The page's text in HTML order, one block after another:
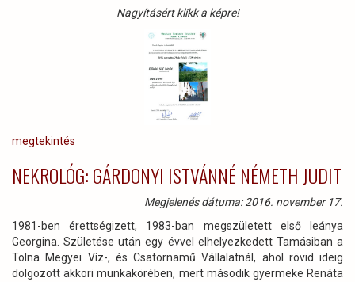
Nagyításért klikk a képre!
megtekintés
NEKROLÓG: GÁRDONYI ISTVÁNNÉ NÉMETH JUDIT
Megjelenés dátuma: 2016. november 17.
1981-ben érettségizett, 1983-ban megszületett első leánya
Georgina. Születése után egy évvel elhelyezkedett Tamásiban a
Tolna Megyei Víz-, és Csatornamű Vállalatnál, ahol rövid ideig
dolgozott akkori munkakörében, mert második gyermeke Renáta